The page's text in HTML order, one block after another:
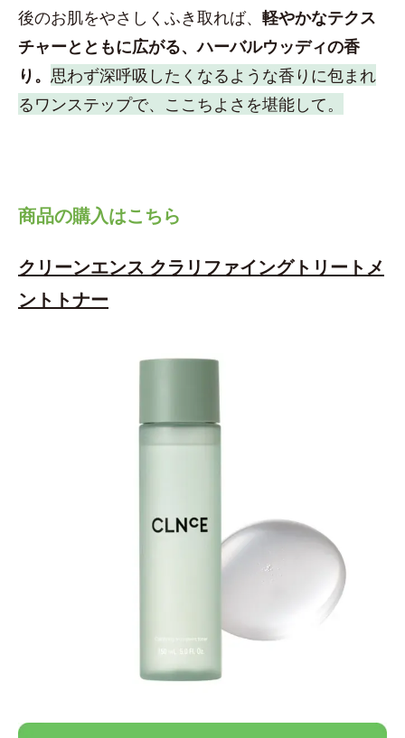
後のお肌をやさしくふき取れば、 軽やかなテクス
チャーとともに広がる、ハーバルウッディの香
り。 思わず深呼吸したくなるような香りに包まれ
るワンステップで、ここちよさを堪能して。
商品の購入はこちら
クリーンエンス クラリファイングトリートメ
ントトナー